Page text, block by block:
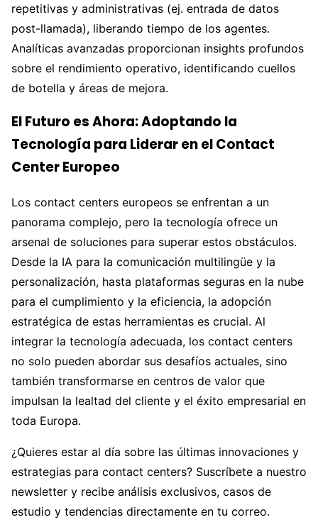
repetitivas y administrativas (ej. entrada de datos
post-llamada), liberando tiempo de los agentes.
Analíticas avanzadas proporcionan insights profundos
sobre el rendimiento operativo, identificando cuellos
de botella y áreas de mejora.
El Futuro es Ahora: Adoptando la
Tecnología para Liderar en el Contact
Center Europeo
Los contact centers europeos se enfrentan a un
panorama complejo, pero la tecnología ofrece un
arsenal de soluciones para superar estos obstáculos.
Desde la IA para la comunicación multilingüe y la
personalización, hasta plataformas seguras en la nube
para el cumplimiento y la eficiencia, la adopción
estratégica de estas herramientas es crucial. Al
integrar la tecnología adecuada, los contact centers
no solo pueden abordar sus desafíos actuales, sino
también transformarse en centros de valor que
impulsan la lealtad del cliente y el éxito empresarial en
toda Europa.
¿Quieres estar al día sobre las últimas innovaciones y
estrategias para contact centers? Suscríbete a nuestro
newsletter y recibe análisis exclusivos, casos de
estudio y tendencias directamente en tu correo.